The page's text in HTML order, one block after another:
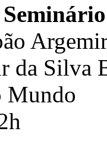
da Silva
Mundo